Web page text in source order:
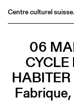
Centre culturel
Librairie
Buvette
Archives
Médiathèque
06